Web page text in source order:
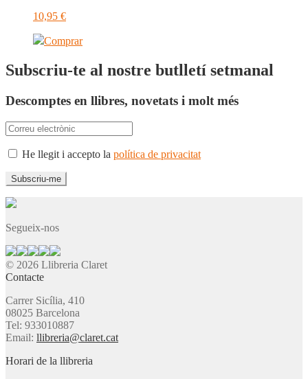
10,95 €
Comprar
Subscriu-te al nostre butlletí setmanal
Descomptes en llibres, novetats i molt més
He llegit i accepto la política de privacitat
Segueix-nos
© 2026 Llibreria Claret
Contacte
Carrer Sicília, 410
08025 Barcelona
Tel: 933010887
Email: llibreria@claret.cat
Horari de la llibreria